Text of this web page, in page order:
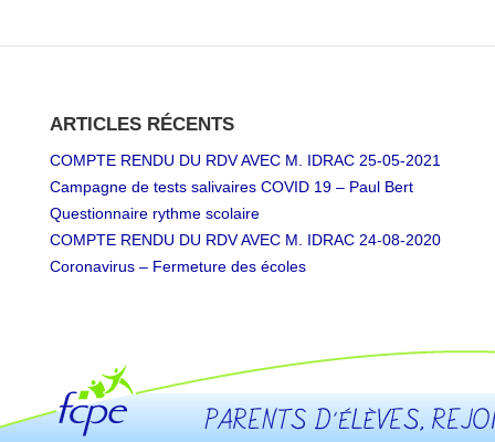
ARTICLES RÉCENTS
COMPTE RENDU DU RDV AVEC M. IDRAC 25-05-2021
Campagne de tests salivaires COVID 19 – Paul Bert
Questionnaire rythme scolaire
COMPTE RENDU DU RDV AVEC M. IDRAC 24-08-2020
Coronavirus – Fermeture des écoles